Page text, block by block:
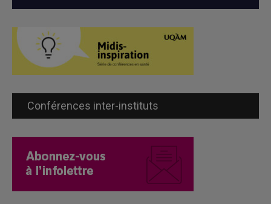
Conférences inter-instituts